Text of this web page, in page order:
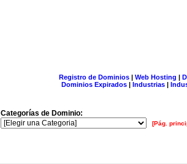
Registro de Dominios| Web Hosting |
Dominios Expirados | Industrias |
Categorías de Dominio:
[Pág.